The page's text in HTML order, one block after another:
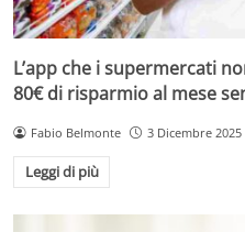
L’app che i supermercati
80€ di risparmio al mese
Fabio Belmonte 3 Dicembre 2025
Leggi di più